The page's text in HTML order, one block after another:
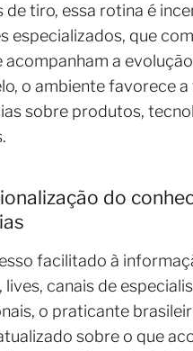
de tiro, essa rotina é
especializados, que
acompanham a
o ambiente favorece
sobre produtos,
do
facilitado à
lives, canais de
o praticante
sobre o que